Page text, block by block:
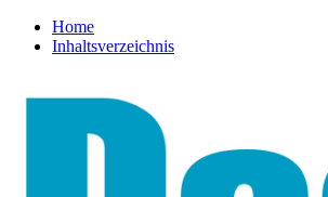
Home
Inhaltsverzeichnis